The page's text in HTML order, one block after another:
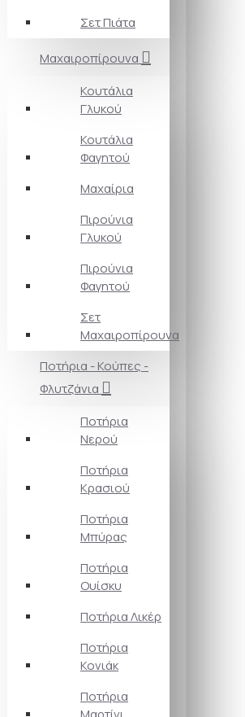
Σετ Πιάτα
Μαχαιροπίρουνα
Κουτάλια
Γλυκού
Κουτάλια
Φαγητού
Μαχαίρια
Πιρούνια
Γλυκού
Πιρούνια
Φαγητού
Σετ
Μαχαιροπίρουνα
Ποτήρια - Κούπες -
Φλυτζάνια
Ποτήρια
Νερού
Ποτήρια
Κρασιού
Ποτήρια
Μπύρας
Ποτήρια
Ουίσκυ
Ποτήρια Λικέρ
Ποτήρια
Κονιάκ
Ποτήρια